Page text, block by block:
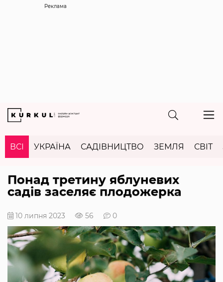
Реклама
ВСІ УКРАЇНА САДІВНИЦТВО ЗЕМЛЯ СВІТ
Понад третину яблуневих
садів заселяє плодожерка
10 липня 2023 56 0